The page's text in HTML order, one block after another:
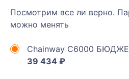
Посмотрим все ли верно.
можно менять
Chainway C6000
39 434 ₽